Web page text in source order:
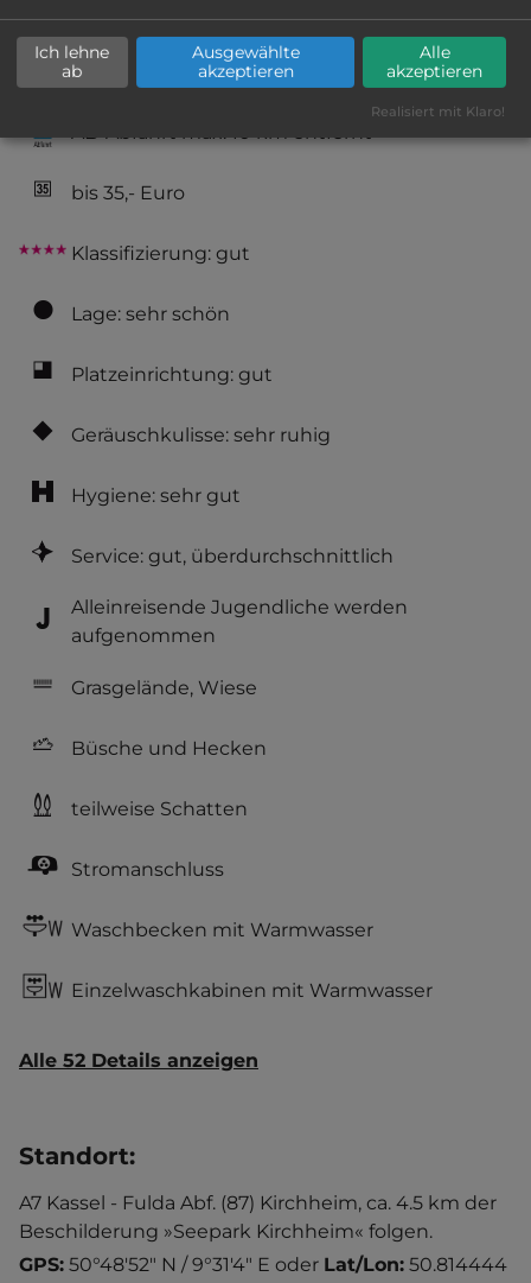
Ausstattung
bis 35,- Euro
Klassifizierung: gut
Lage: sehr schön
Platzeinrichtung: gut
Geräuschkulisse: sehr ruhig
Hygiene: sehr gut
Service: gut, überdurchschnittlich
Alleinreisende Jugendliche werden
aufgenommen
Grasgelände, Wiese
Büsche und Hecken
teilweise Schatten
Stromanschluss
Waschbecken mit Warmwasser
Einzelwaschkabinen mit Warmwasser
Alle 52 Details anzeigen
Standort:
A7 Kassel - Fulda Abf. (87) Kirchheim, ca. 4.5 km der
Beschilderung »Seepark Kirchheim« folgen.
GPS: 50°48'52" N / 9°31'4" E oder Lat/Lon: 50.814444
Ich lehne
ab
Ausgewählte
akzeptieren
Alle
akzeptieren
Realisiert mit Klaro!